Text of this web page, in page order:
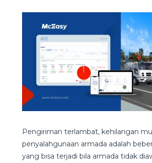
Pengiriman terlambat, kehilangan
penyalahgunaan armada adalah
yang bisa terjadi bila armada tidak